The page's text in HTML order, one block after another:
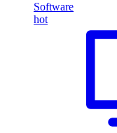
Software
hot